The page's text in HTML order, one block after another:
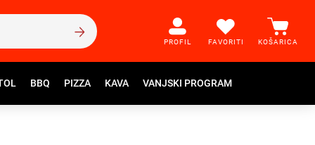
PROFIL FAVORITI KOŠARICA
BBQ PIZZA KAVA VANJSKI PROGRAM